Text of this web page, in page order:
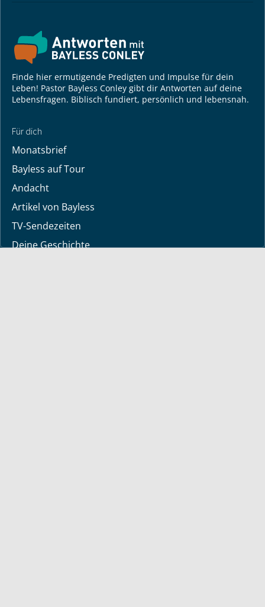
Finde hier ermutigende Predigten und Impulse für dein
Leben! Pastor Bayless Conley gibt dir Antworten auf deine
Lebensfragen. Biblisch fundiert, persönlich und lebensnah.
Für dich
Monatsbrief
Bayless auf Tour
Andacht
Artikel von Bayless
TV-Sendezeiten
Deine Geschichte